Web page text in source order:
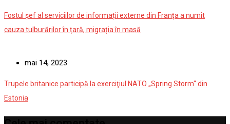
Fostul șef al serviciilor de informații externe din Franța a numit
cauza tulburărilor în țară, migrația în masă
mai 14, 2023
Trupele britanice participă la exerciţiul NATO „Spring Storm“ din
Estonia